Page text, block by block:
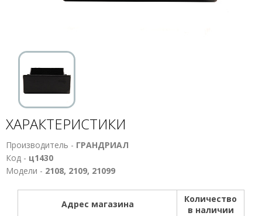
ХАРАКТЕРИСТИКИ
Производитель - ГРАНДРИАЛ
Код - ц1430
Модели - 2108, 2109, 21099
Адрес магазина
Количество
в наличии